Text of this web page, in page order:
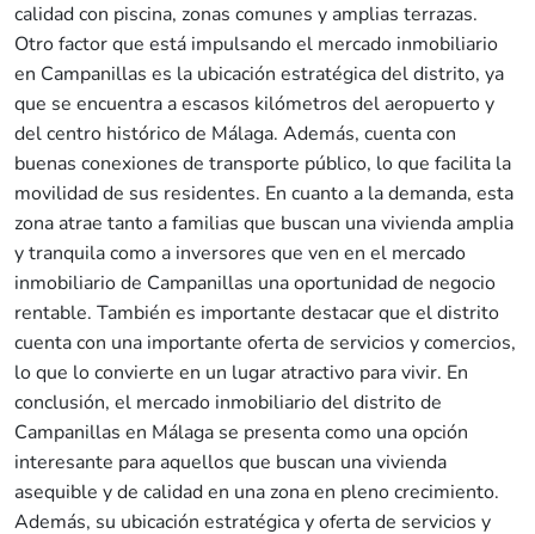
calidad con piscina, zonas comunes y amplias terrazas.
Otro factor que está impulsando el mercado inmobiliario
en Campanillas es la ubicación estratégica del distrito, ya
que se encuentra a escasos kilómetros del aeropuerto y
del centro histórico de Málaga. Además, cuenta con
buenas conexiones de transporte público, lo que facilita la
movilidad de sus residentes. En cuanto a la demanda, esta
zona atrae tanto a familias que buscan una vivienda amplia
y tranquila como a inversores que ven en el mercado
inmobiliario de Campanillas una oportunidad de negocio
rentable. También es importante destacar que el distrito
cuenta con una importante oferta de servicios y comercios,
lo que lo convierte en un lugar atractivo para vivir. En
conclusión, el mercado inmobiliario del distrito de
Campanillas en Málaga se presenta como una opción
interesante para aquellos que buscan una vivienda
asequible y de calidad en una zona en pleno crecimiento.
Además, su ubicación estratégica y oferta de servicios y